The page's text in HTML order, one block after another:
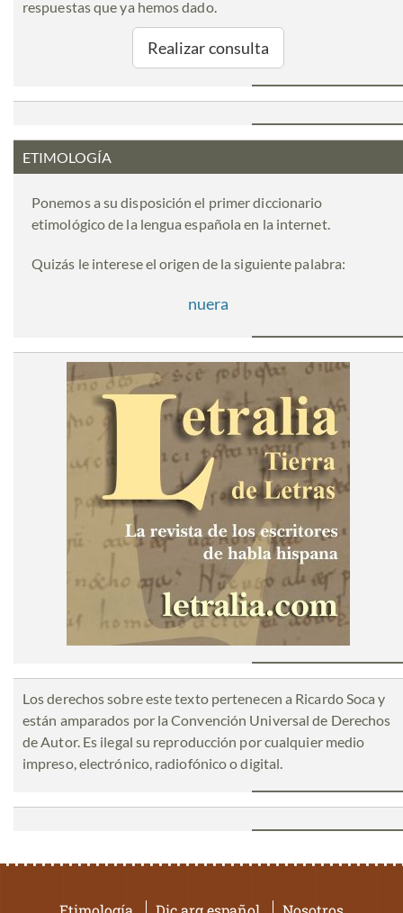
respuestas que ya hemos dado.
Realizar consulta
ETIMOLOGÍA
Ponemos a su disposición el primer diccionario
etimológico de la lengua española en la internet.
Quizás le interese el origen de la siguiente palabra:
nuera
Los derechos sobre este texto pertenecen a Ricardo Soca y
están amparados por la Convención Universal de Derechos
de Autor. Es ilegal su reproducción por cualquier medio
impreso, electrónico, radiofónico o digital.